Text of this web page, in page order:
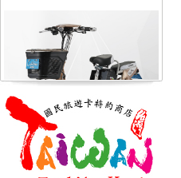
台北新北蘆洲永繹電動車可愛
馬18吋電動輔助自行車 CHT-
027